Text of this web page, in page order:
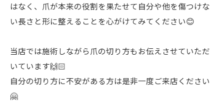
はなく、爪が本来の役割を果たせて自分や他を傷つけな
い長さと形に整えることを心がけてみてください😊
当店では施術しながら爪の切り方もお伝えさせていただ
いています🙌🏻
自分の切り方に不安がある方は是非一度ご来店ください
🤗